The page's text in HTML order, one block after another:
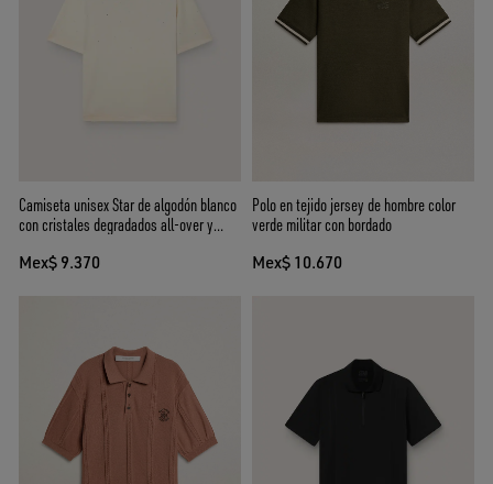
Camiseta unisex Star de algodón blanco
con cristales degradados all-over y
Mex$ 9.370
Polo en tejido jersey de hombre color
verde militar con bordado
Mex$ 10.670